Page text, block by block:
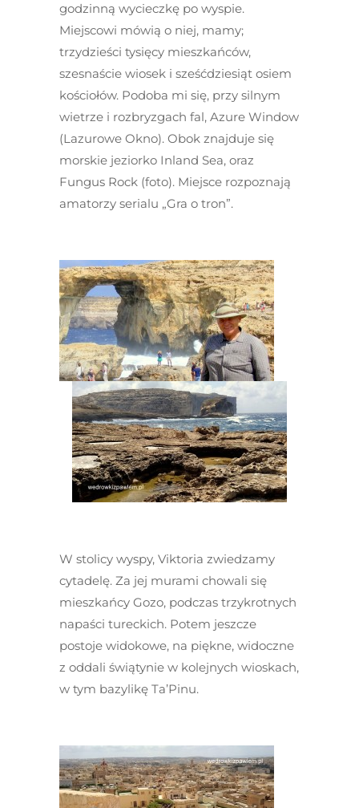
godzinną wycieczkę po wyspie.
Miejscowi mówią o niej, mamy;
trzydzieści tysięcy mieszkańców,
szesnaście wiosek i sześćdziesiąt osiem
kościołów. Podoba mi się, przy silnym
wietrze i rozbryzgach fal, Azure Window
(Lazurowe Okno). Obok znajduje się
morskie jeziorko Inland Sea, oraz
Fungus Rock (foto). Miejsce rozpoznają
amatorzy serialu „Gra o tron”.
W stolicy wyspy, Viktoria zwiedzamy
cytadelę. Za jej murami chowali się
mieszkańcy Gozo, podczas trzykrotnych
napaści tureckich. Potem jeszcze
postoje widokowe, na piękne, widoczne
z oddali świątynie w kolejnych wioskach,
w tym bazylikę Ta’Pinu.